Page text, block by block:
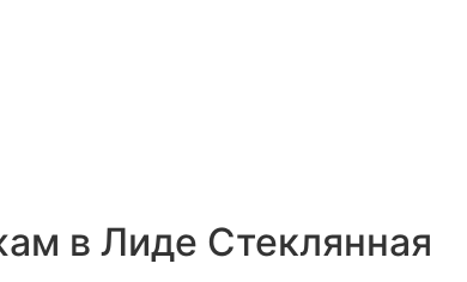
в Лиде Стеклянная